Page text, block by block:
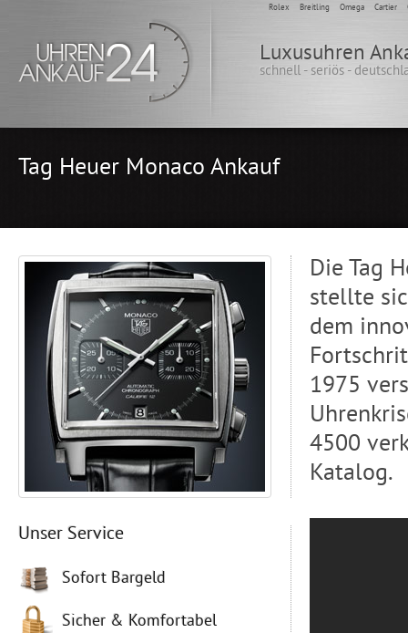
Rolex Breitling Omega Cartier
Luxusuhren
schnell - seriös -
Tag Heuer Monaco Ankauf
Unser Service
Sofort Bargeld
Sicher & Komfortabel
Die Tag
stellte
dem
1975
4500
Katalog.